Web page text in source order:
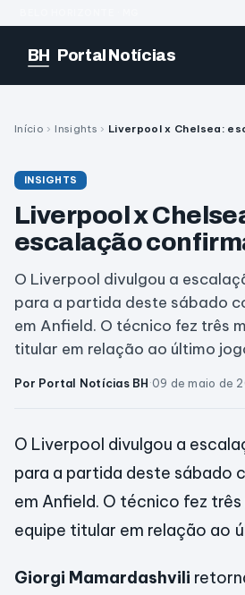
BH Portal Notícias
Início › Insights › Liverpool x Chelsea:
INSIGHTS
Liverpool x
escalação
O Liverpool divulgou a
para a partida deste sábado
em Anfield. O técnico fez três
titular em relação ao último
Por Portal Notícias BH·09 de maio de
O Liverpool divulgou a
para a partida deste sábado
em Anfield. O técnico fez três
equipe titular em relação ao
Giorgi Mamardashvili